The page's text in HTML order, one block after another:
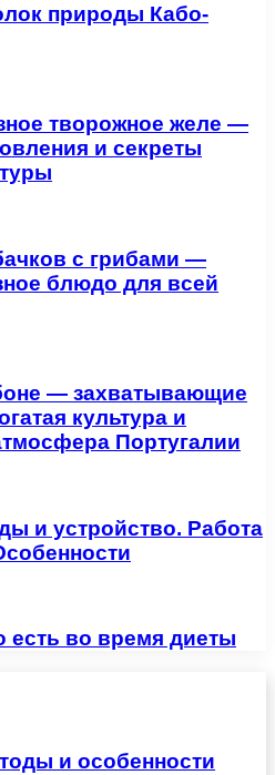
природы Кабо-
творожное желе —
и секреты
с грибами —
блюдо для всей
— захватывающие
культура и
Португалии
и устройство. Работа
есть во время диеты
и особенности